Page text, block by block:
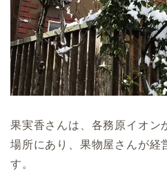
果実香さんは、各務原イオン
場所にあり、果物屋さんが経
す。